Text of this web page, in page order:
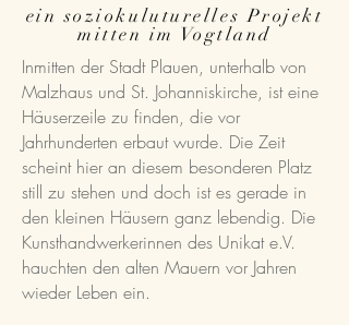
ein soziokuluturelles Projekt
mitten im Vogtland
Inmitten der Stadt Plauen, unterhalb von
Malzhaus und St. Johanniskirche, ist eine
Häuserzeile zu finden, die vor
Jahrhunderten erbaut wurde. Die Zeit
scheint hier an diesem besonderen Platz
still zu stehen und doch ist es gerade in
den kleinen Häusern ganz lebendig. Die
Kunsthandwerkerinnen des Unikat e.V.
hauchten den alten Mauern vor Jahren
wieder Leben ein.